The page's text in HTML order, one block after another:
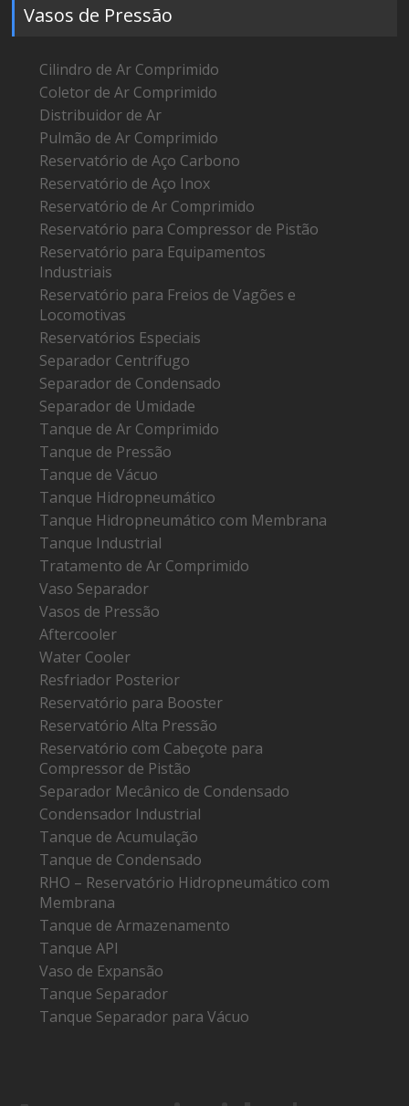
Vasos de Pressão
Cilindro de Ar Comprimido
Coletor de Ar Comprimido
Distribuidor de Ar
Pulmão de Ar Comprimido
Reservatório de Aço Carbono
Reservatório de Aço Inox
Reservatório de Ar Comprimido
Reservatório para Compressor de Pistão
Reservatório para Equipamentos
Industriais
Reservatório para Freios de Vagões e
Locomotivas
Reservatórios Especiais
Separador Centrífugo
Separador de Condensado
Separador de Umidade
Tanque de Ar Comprimido
Tanque de Pressão
Tanque de Vácuo
Tanque Hidropneumático
Tanque Hidropneumático com Membrana
Tanque Industrial
Tratamento de Ar Comprimido
Vaso Separador
Vasos de Pressão
Aftercooler
Water Cooler
Resfriador Posterior
Reservatório para Booster
Reservatório Alta Pressão
Reservatório com Cabeçote para
Compressor de Pistão
Separador Mecânico de Condensado
Condensador Industrial
Tanque de Acumulação
Tanque de Condensado
RHO – Reservatório Hidropneumático com
Membrana
Tanque de Armazenamento
Tanque API
Vaso de Expansão
Tanque Separador
Tanque Separador para Vácuo